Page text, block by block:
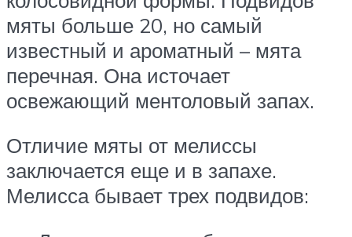
мяты больше 20, но самый
известный и ароматный – мята
перечная. Она источает
освежающий ментоловый запах.
Отличие мяты от мелиссы
заключается еще и в запахе.
Мелисса бывает трех подвидов: